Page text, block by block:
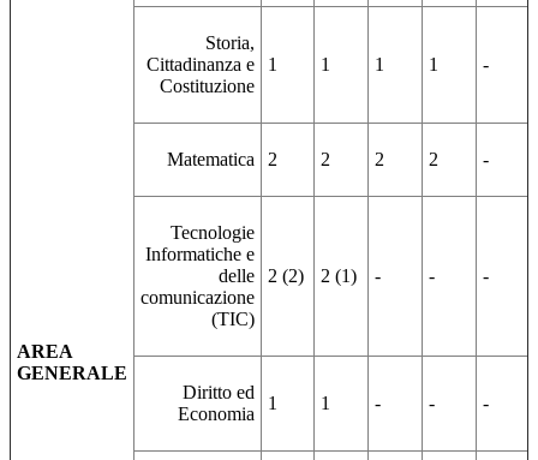
AREA
GENERALE
Storia,
Cittadinanza e
Costituzione
1 1 1 1 -
Matematica 2 2 2 2 -
Tecnologie
Informatiche e
delle
comunicazione
(TIC)
2 (2) 2 (1) - - -
Diritto ed
Economia
1 1 - - -